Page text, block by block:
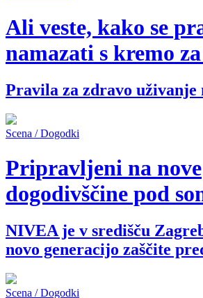
Ali veste, kako se
namazati s kremo
Pravila za zdravo uživanje
Scena / Dogodki
Pripravljeni na nove
dogodivščine pod
NIVEA je v središču
novo generacijo zaščite
Scena / Dogodki